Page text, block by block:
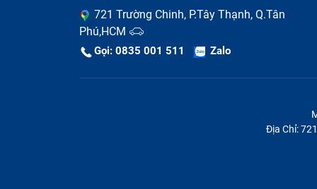
Nguyên nhân khiến vỏ laptop bị móp
Bạn muốn thay vỏ để chiếc laptop
Thay vỏ laptop Toshiba
Vỏ laptop Toshiba Satellite L635 (đã tính
kết cấu bền chắc và dẻo dai nhất, để có
721 Trường Chinh, P.Tây Thạnh, Q.Tân
Phú,HCM
Gọi: 0835 001 511 Zalo
Địa Chỉ: